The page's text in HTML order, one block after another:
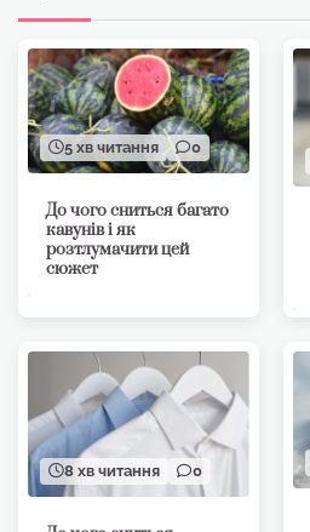
5 хв читання 0
До чого сниться багато
кавунів і як
розтлумачити цей
сюжет
8 хв читання 0